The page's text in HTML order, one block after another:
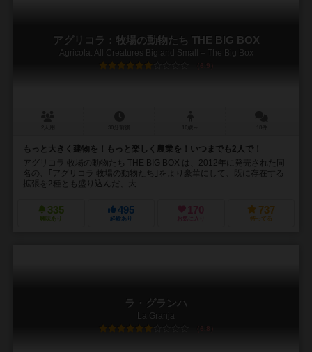
アグリコラ：牧場の動物たち THE BIG BOX
Agricola: All Creatures Big and Small – The Big Box
6.9
もっと大きく建物を！もっと楽しく農業を！いつまでも2人で！
アグリコラ 牧場の動物たち THE BIG BOX は、2012年に発売された同
名の、｢アグリコラ 牧場の動物たち｣をより豪華にして、既に存在する
拡張を2種とも盛り込んだ、大...
335
興味あり
495
経験あり
170
お気に入り
737
持ってる
ラ・グランハ
La Granja
6.8